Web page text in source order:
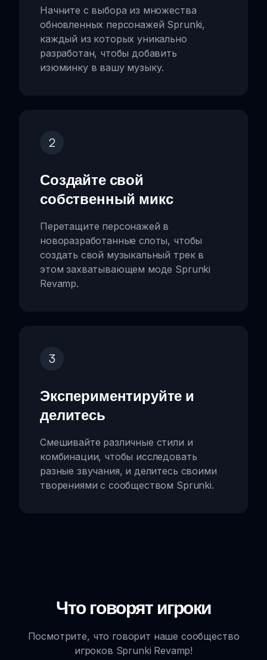
Начните с выбора из множества
обновленных персонажей Sprunki,
каждый из которых уникально
разработан, чтобы добавить
изюминку в вашу музыку.
2
Создайте свой
собственный микс
Перетащите персонажей в
новоразработанные слоты, чтобы
создать свой музыкальный трек в
этом захватывающем моде Sprunki
Revamp.
3
Экспериментируйте и
делитесь
Смешивайте различные стили и
комбинации, чтобы исследовать
разные звучания, и делитесь своими
творениями с сообществом Sprunki.
Что говорят игроки
Посмотрите, что говорит наше сообщество
игроков Sprunki Revamp!